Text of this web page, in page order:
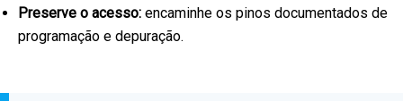
Preserve o acesso: encaminhe os pinos documentados de
programação e depuração.